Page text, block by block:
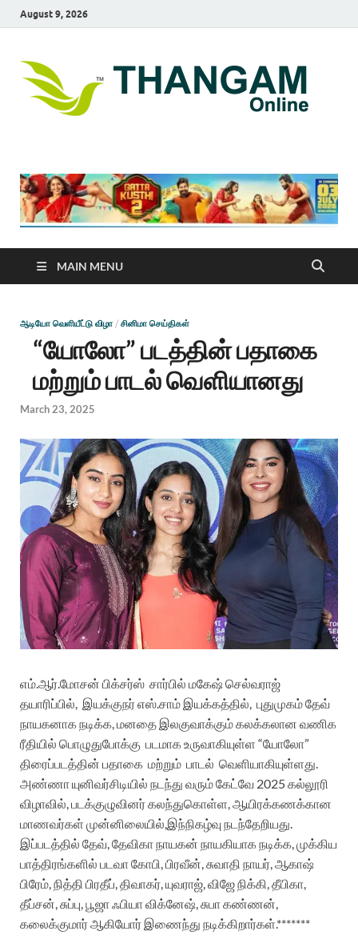
August 9, 2026
MAIN MENU
ஆடியோ வெளியீட்டு விழா / சினிமா செய்திகள்
“யோலோ” படத்தின் பதாகை
மற்றும் பாடல் வெளியானது
March 23, 2025
எம்.ஆர்.மோசன் பிக்சர்ஸ் சார்பில் மகேஷ் செல்வராஜ்
தயாரிப்பில், இயக்குநர் எஸ்.சாம் இயக்கத்தில், புதுமுகம் தேவ்
நாயகனாக நடிக்க, மனதை இலகுவாக்கும்கலக்கலான வணிக
ரீதியில் பொழுதுபோக்கு படமாக உருவாகியுள்ள “யோலோ”
திரைப்படத்தின் பதாகை மற்றும் பாடல் வெளியாகியுள்ளது.
அண்ணா யுனிவர்சிடியில் நடந்து வரும் கேட்வே 2025 கல்லூரி
விழாவில், படக்குழுவினர் கலந்துகொள்ள, ஆயிரக்கணக்கான
மாணவர்கள் முன்னிலையில்,இந்நிகழ்வு நடந்தேறியது.
இப்படத்தில் தேவ், தேவிகா நாயகன் நாயகியாக நடிக்க, முக்கிய
பாத்திரங்களில் படவா கோபி, பிரவீன், சுவாதி நாயர், ஆகாஷ்
பிரேம், நித்தி பிரதீப், திவாகர், யுவராஜ், விஜே நிக்கி, தீபிகா,
தீப்சன், சுப்பு, பூஜா ஃபியா விக்னேஷ், சுபா கண்ணன்,
கலைக்குமார் ஆகியோர் இணைந்து நடிக்கிறார்கள்.*******